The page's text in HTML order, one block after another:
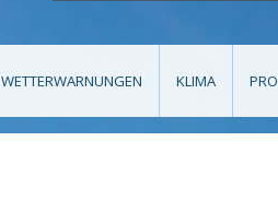
WETTERWARNUNGEN KLIMA